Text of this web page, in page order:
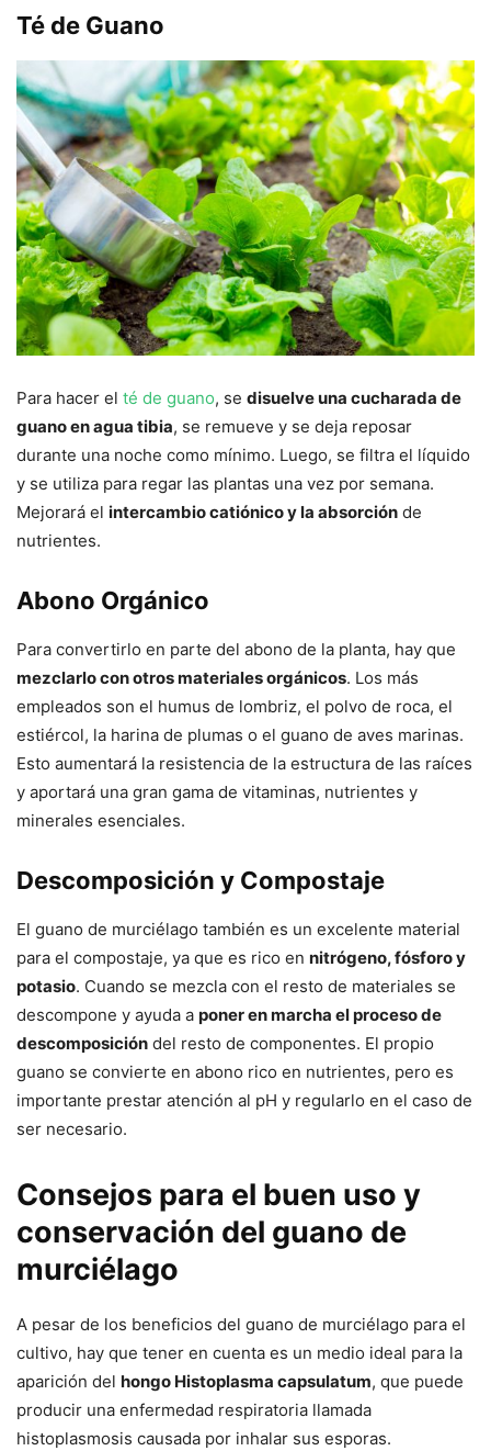
Té de Guano
Para hacer el té de guano, se disuelve una cucharada de
guano en agua tibia, se remueve y se deja reposar
durante una noche como mínimo. Luego, se filtra el líquido
y se utiliza para regar las plantas una vez por semana.
Mejorará el intercambio catiónico y la absorción de
nutrientes.
Abono Orgánico
Para convertirlo en parte del abono de la planta, hay que
mezclarlo con otros materiales orgánicos. Los más
empleados son el humus de lombriz, el polvo de roca, el
estiércol, la harina de plumas o el guano de aves marinas.
Esto aumentará la resistencia de la estructura de las raíces
y aportará una gran gama de vitaminas, nutrientes y
minerales esenciales.
Descomposición y Compostaje
El guano de murciélago también es un excelente material
para el compostaje, ya que es rico en nitrógeno, fósforo y
potasio. Cuando se mezcla con el resto de materiales se
descompone y ayuda a poner en marcha el proceso de
descomposición del resto de componentes. El propio
guano se convierte en abono rico en nutrientes, pero es
importante prestar atención al pH y regularlo en el caso de
ser necesario.
Consejos para el buen uso y
conservación del guano de
murciélago
A pesar de los beneficios del guano de murciélago para el
cultivo, hay que tener en cuenta es un medio ideal para la
aparición del hongo Histoplasma capsulatum, que puede
producir una enfermedad respiratoria llamada
histoplasmosis causada por inhalar sus esporas.